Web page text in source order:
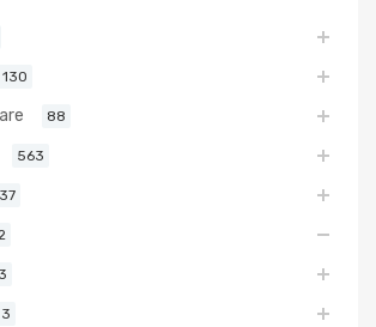
130
88
563
3
3